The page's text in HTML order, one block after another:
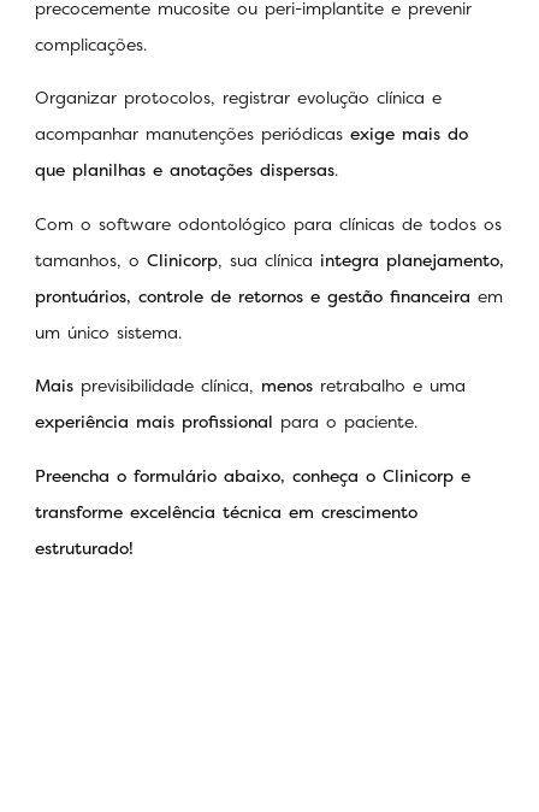
precocemente mucosite ou peri-implantite e prevenir
complicações.
Organizar protocolos, registrar evolução clínica e
acompanhar manutenções periódicas exige mais do
que planilhas e anotações dispersas.
Com o software odontológico para clínicas de todos os
tamanhos, o Clinicorp, sua clínica integra planejamento,
prontuários, controle de retornos e gestão financeira em
um único sistema.
Mais previsibilidade clínica, menos retrabalho e uma
experiência mais profissional para o paciente.
Preencha o formulário abaixo, conheça o Clinicorp e
transforme excelência técnica em crescimento
estruturado!